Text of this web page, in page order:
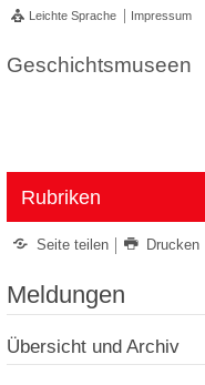
Leichte Sprache Impressum
Geschichtsmuseen
Rubriken
Seite teilen Drucken
Meldungen
Übersicht und Archiv